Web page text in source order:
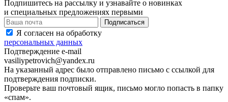
Подпишитесь на рассылку и узнавайте о новинках
и специальных предложениях первыми
Я согласен на обработку
персональных данных
Подтверждение e-mail
vasiliypetrovich@yandex.ru
На указанный адрес было отправлено письмо с ссылкой для
подтверждения подписки.
Проверьте ваш почтовый ящик, письмо могло попасть в папку
«спам».